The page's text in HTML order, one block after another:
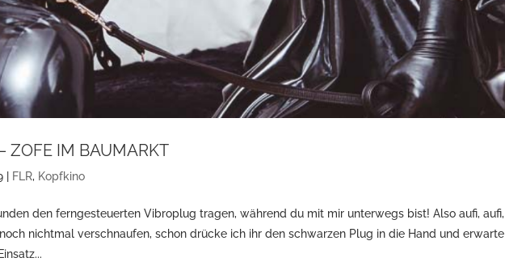
ZOFE IM BAUMARKT
FLR, Kopfkino
den ferngesteuerten Vibroplug tragen, während du mit mir unterwegs bist! Also aufi, aufi,
nichtmal verschnaufen, schon drücke ich ihr den schwarzen Plug in die Hand und erwarte